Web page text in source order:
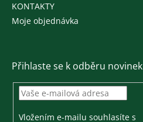
KONTAKTY
Moje objednávka
Přihlaste se k odběru novinek
Vložením e-mailu souhlasíte s